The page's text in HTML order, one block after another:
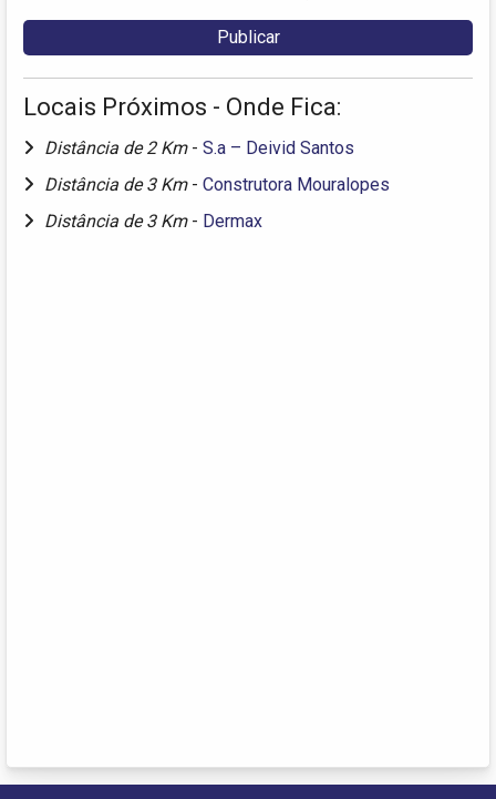
Locais Próximos - Onde Fica:
Distância de 2 Km - S.a – Deivid Santos
Distância de 3 Km - Construtora Mouralopes
Distância de 3 Km - Dermax